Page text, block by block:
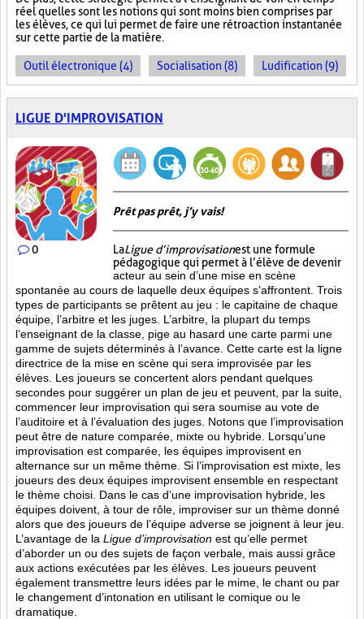
réel quelles sont les notions qui sont moins bien comprises par
les élèves, ce qui lui permet de faire une rétroaction instantanée
sur cette partie de la matière.
Outil électronique (4) Socialisation (8) Ludification (9)
LIGUE D'IMPROVISATION
0
Prêt pas prêt, j’y vais!
LaLigue d’improvisationest une formule
pédagogique qui permet à l’élève de devenir
acteur au sein d’une mise en scène
spontanée au cours de laquelle deux équipes s’affrontent. Trois
types de participants se prêtent au jeu : le capitaine de chaque
équipe, l’arbitre et les juges. L’arbitre, la plupart du temps
l’enseignant de la classe, pige au hasard une carte parmi une
gamme de sujets déterminés à l’avance. Cette carte est la ligne
directrice de la mise en scène qui sera improvisée par les
élèves. Les joueurs se concertent alors pendant quelques
secondes pour suggérer un plan de jeu et peuvent, par la suite,
commencer leur improvisation qui sera soumise au vote de
l’auditoire et à l’évaluation des juges. Notons que l’improvisation
peut être de nature comparée, mixte ou hybride. Lorsqu’une
improvisation est comparée, les équipes improvisent en
alternance sur un même thème. Si l’improvisation est mixte, les
joueurs des deux équipes improvisent ensemble en respectant
le thème choisi. Dans le cas d’une improvisation hybride, les
équipes doivent, à tour de rôle, improviser sur un thème donné
alors que des joueurs de l’équipe adverse se joignent à leur jeu.
L’avantage de la Ligue d’improvisation est qu’elle permet
d’aborder un ou des sujets de façon verbale, mais aussi grâce
aux actions exécutées par les élèves. Les joueurs peuvent
également transmettre leurs idées par le mime, le chant ou par
le changement d’intonation en utilisant le comique ou le
dramatique.